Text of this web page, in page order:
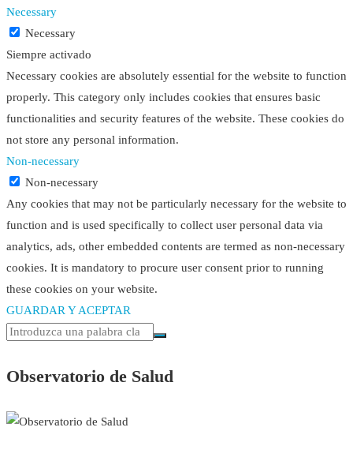
Necessary
Necessary
Siempre activado
Necessary cookies are absolutely essential for the website to function
properly. This category only includes cookies that ensures basic
functionalities and security features of the website. These cookies do
not store any personal information.
Non-necessary
Non-necessary
Any cookies that may not be particularly necessary for the website to
function and is used specifically to collect user personal data via
analytics, ads, other embedded contents are termed as non-necessary
cookies. It is mandatory to procure user consent prior to running
these cookies on your website.
GUARDAR Y ACEPTAR
Observatorio de Salud